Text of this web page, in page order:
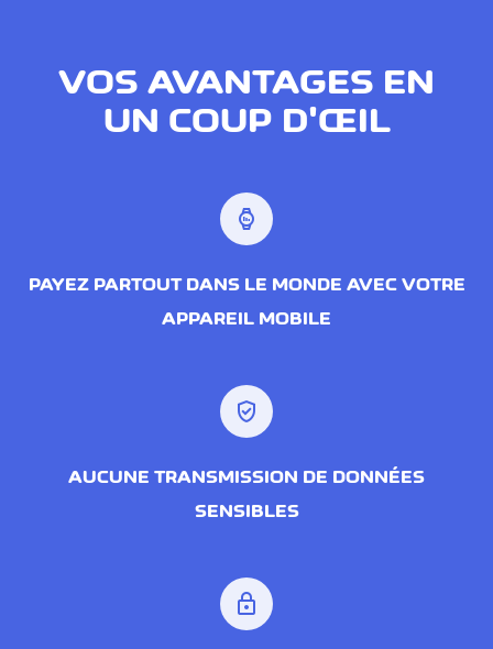
VOS AVANTAGES EN
UN COUP D'ŒIL
watch_screentime
PAYEZ PARTOUT DANS LE MONDE AVEC VOTRE
APPAREIL MOBILE
verified_user
AUCUNE TRANSMISSION DE DONNÉES
SENSIBLES
lock